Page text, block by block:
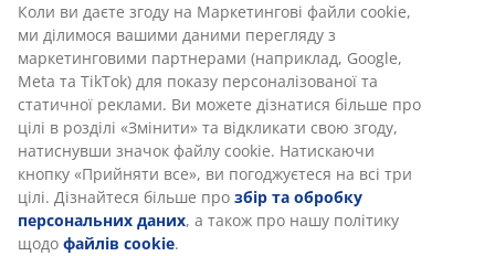
Коли ви даєте згоду на Маркетингові файли cookie,
ми ділимося вашими даними перегляду з
маркетинговими партнерами (наприклад, Google,
Meta та TikTok) для показу персоналізованої та
статичної реклами. Ви можете дізнатися більше про
цілі в розділі «Змінити» та відкликати свою згоду,
натиснувши значок файлу cookie. Натискаючи
кнопку «Прийняти все», ви погоджуєтеся на всі три
цілі. Дізнайтеся більше про збір та обробку
персональних даних, а також про нашу політику
щодо файлів cookie.